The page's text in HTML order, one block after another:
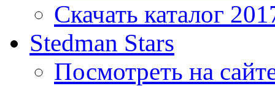
Скачать каталог
Stedman Stars
Посмотреть на